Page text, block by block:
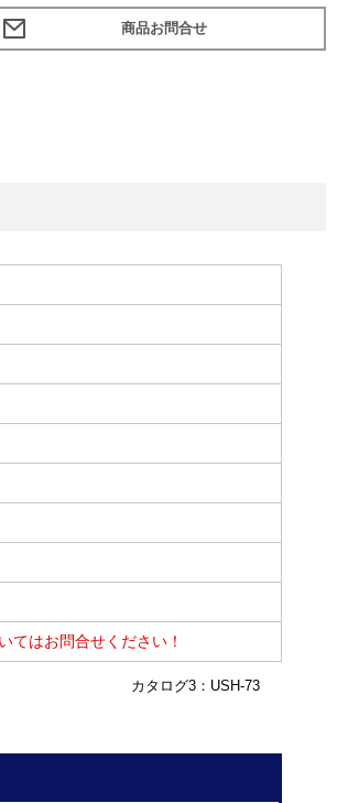
てはお問合せください！
カタログ3：USH-73